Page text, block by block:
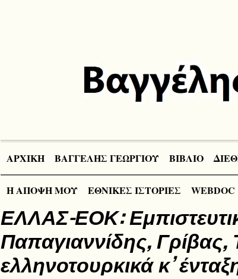
ΑΡΧΙΚΗ ΒΑΓΓΕΛΗΣ ΓΕΩΡΓΙΟΥ ΒΙΒΛΙΟ
Η ΑΠΟΨΗ ΜΟΥ ΕΘΝΙΚΕΣ ΙΣΤΟΡΙΕΣ WEBDOC
ΕΛΛΑΣ-ΕΟΚ:
Παπαγιαννίδης, Γρίβας,
ελληνοτουρκικά κ’